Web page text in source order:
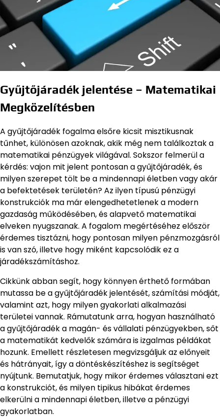
Gyűjtőjáradék jelentése – Matematikai
Megközelítésben
A gyűjtőjáradék fogalma elsőre kicsit misztikusnak
tűnhet, különösen azoknak, akik még nem találkoztak a
matematikai pénzügyek világával. Sokszor felmerül a
kérdés: vajon mit jelent pontosan a gyűjtőjáradék, és
milyen szerepet tölt be a mindennapi életben vagy akár
a befektetések területén? Az ilyen típusú pénzügyi
konstrukciók ma már elengedhetetlenek a modern
gazdaság működésében, és alapvető matematikai
elveken nyugszanak. A fogalom megértéséhez először
érdemes tisztázni, hogy pontosan milyen pénzmozgásról
is van szó, illetve hogy miként kapcsolódik ez a
járadékszámításhoz.
Cikkünk abban segít, hogy könnyen érthető formában
mutassa be a gyűjtőjáradék jelentését, számítási módját,
valamint azt, hogy milyen gyakorlati alkalmazási
területei vannak. Rámutatunk arra, hogyan használható
a gyűjtőjáradék a magán- és vállalati pénzügyekben, sőt
a matematikát kedvelők számára is izgalmas példákat
hozunk. Emellett részletesen megvizsgáljuk az előnyeit
és hátrányait, így a döntéskészítéshez is segítséget
nyújtunk. Bemutatjuk, hogy mikor érdemes választani ezt
a konstrukciót, és milyen tipikus hibákat érdemes
elkerülni a mindennapi életben, illetve a pénzügyi
gyakorlatban.